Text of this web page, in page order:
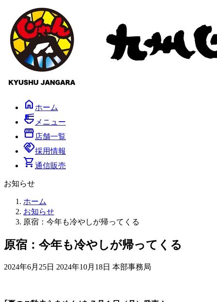
ン
ツ
キ
ー
シ
に
home ホーム
ramen_dining メニュー
storefront 店舗一覧
handshake採用情報
shopping_cart通信販売
お知らせ
ホーム
お知らせ
原宿：今年も冷やしが帰ってくる
原宿：今年も冷やしが帰ってくる
2024年6月25日 最
2024年10月18日 本部事務局